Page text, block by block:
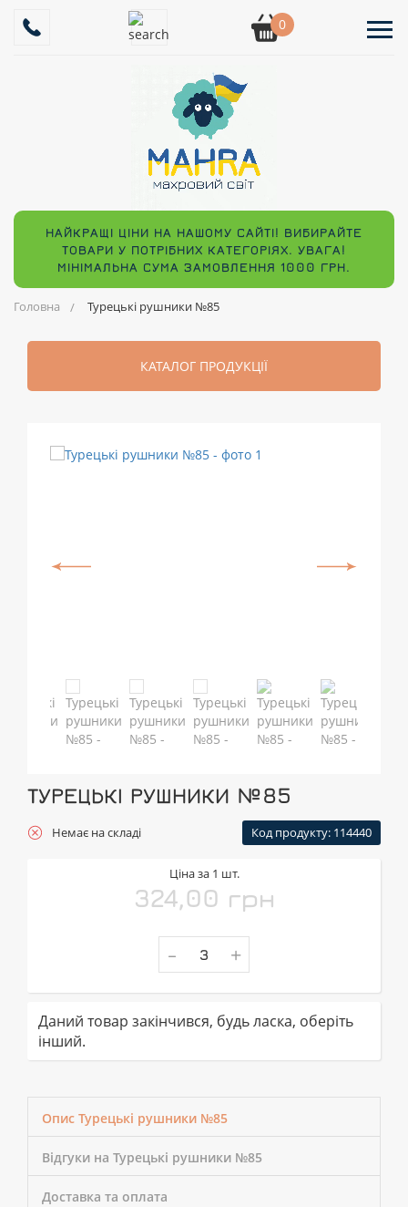
0
НАЙКРАЩІ ЦІНИ НА НАШОМУ САЙТІ! ВИБИРАЙТЕ
ТОВАРИ У ПОТРІБНИХ КАТЕГОРІЯХ. УВАГА!
МІНІМАЛЬНА СУМА ЗАМОВЛЕННЯ 1000 ГРН.
Головна Турецькі рушники №85
КАТАЛОГ ПРОДУКЦІЇ
ТУРЕЦЬКІ РУШНИКИ №85
Немає на складі Код продукту: 114440
Ціна за 1 шт.
324,00 грн
- +
Даний товар закінчився, будь ласка, оберіть
інший.
Опис Турецькі рушники №85
Відгуки на Турецькі рушники №85
Доставка та оплата